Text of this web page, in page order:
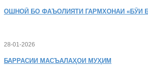
ОШНОӢ БО ФАЪОЛИЯТИ ГАРМХОНАИ «БӮИ
28-01-2026
БАРРАСИИ МАСЪАЛАҲОИ МУҲИМ